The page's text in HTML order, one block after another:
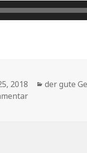
2018 Kategorien
der gute
zu Grünkohl-